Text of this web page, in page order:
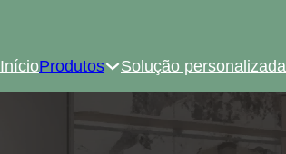
InícioProdutos Solução personalizada